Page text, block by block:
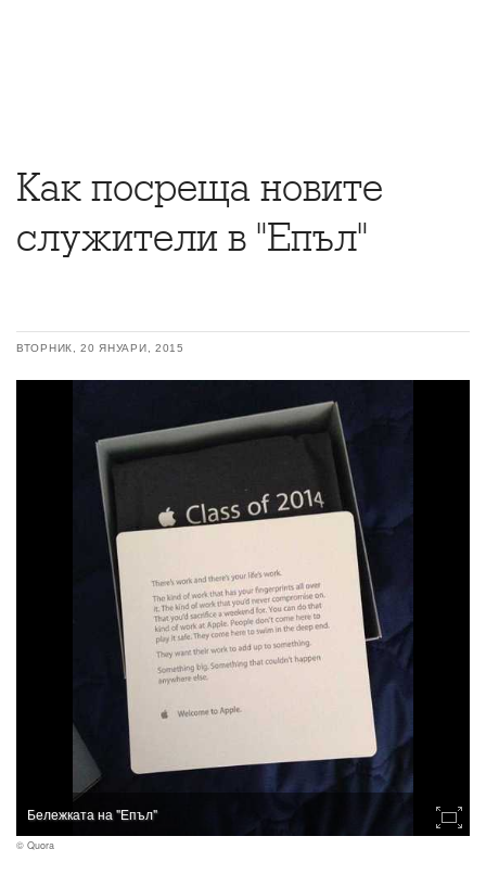
Как посреща новите
служители в "Епъл"
ВТОРНИК, 20 ЯНУАРИ, 2015
Бележката на "Епъл"
© Quora